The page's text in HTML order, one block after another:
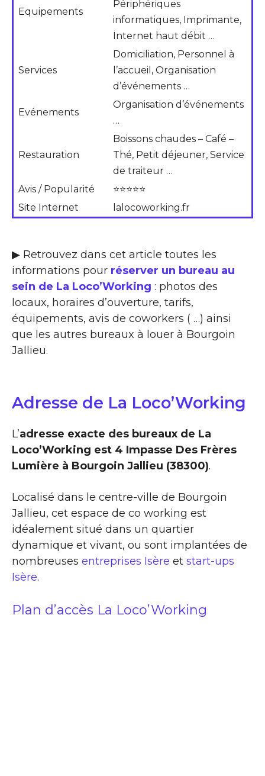
Equipements
Périphériques
informatiques, Imprimante,
Internet haut débit …
Services
Domiciliation, Personnel à
l’accueil, Organisation
d’événements …
Evénements
Organisation d’événements
…
Restauration
Boissons chaudes – Café –
Thé, Petit déjeuner, Service
de traiteur …
Avis / Popularité
⭐⭐⭐⭐⭐
Site Internet
lalocoworking.fr
▶ Retrouvez dans cet article toutes les
informations pour réserver un bureau au
sein de La Loco’Working : photos des
locaux, horaires d’ouverture, tarifs,
équipements, avis de coworkers ( …) ainsi
que les autres bureaux à louer à Bourgoin
Jallieu.
Adresse de La Loco’Working
L’adresse exacte des bureaux de La
Loco’Working est 4 Impasse Des Frères
Lumière à Bourgoin Jallieu (38300).
Localisé dans le centre-ville de Bourgoin
Jallieu, cet espace de co working est
idéalement situé dans un quartier
dynamique et vivant, ou sont implantées de
nombreuses entreprises Isère et start-ups
Isère.
Plan d’accès La Loco’Working